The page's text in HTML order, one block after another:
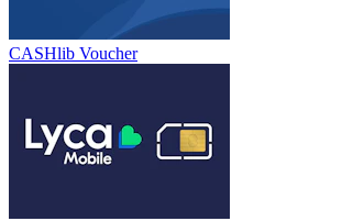
CASHlib Voucher